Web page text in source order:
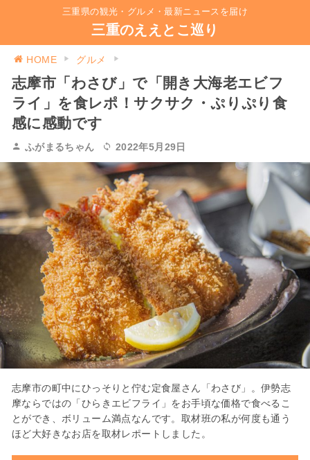
三重県の観光・グルメ・最新ニュースを届け
三重のええとこ巡り
HOME グルメ
志摩市「わさび」で「開き大海老エビフ
ライ」を食レポ！サクサク・ぷりぷり食
感に感動です
ふがまるちゃん 2022年5月29日
志摩市の町中にひっそりと佇む定食屋さん「わさび」。伊勢志
摩ならではの「ひらきエビフライ」をお手頃な価格で食べるこ
とができ、ボリューム満点なんです。取材班の私が何度も通う
ほど大好きなお店を取材レポートしました。